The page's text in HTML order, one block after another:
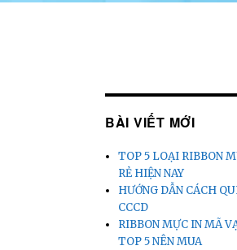
BÀI VIẾT MỚI
TOP 5 LOẠI RIBBON
RẺ HIỆN NAY
HƯỚNG DẪN CÁCH
CCCD
RIBBON MỰC IN MÃ
TOP 5 NÊN MUA